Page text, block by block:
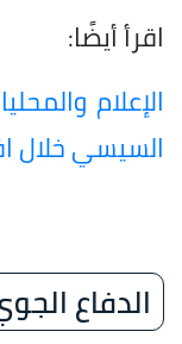
اقرأ أيضًا:
السيسي خلال
الدفاع